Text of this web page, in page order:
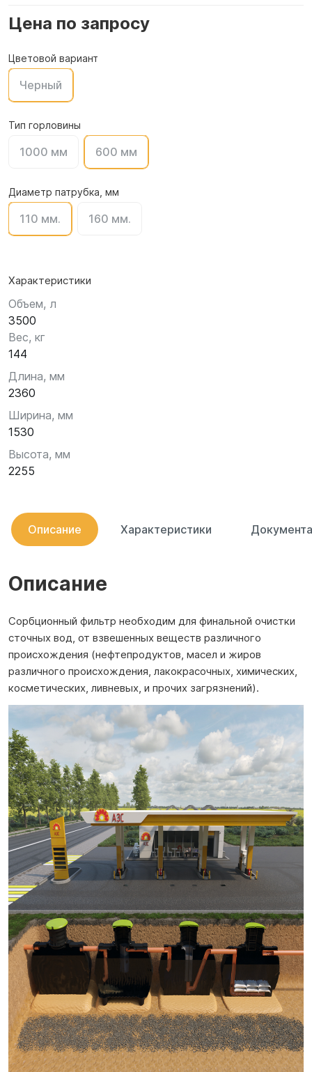
Цена по запросу
Цветовой вариант
Черный
Тип горловины
1000 мм 600 мм
Диаметр патрубка, мм
110 мм. 160 мм.
Характеристики
Объем, л
3500
Вес, кг
144
Длина, мм
2360
Ширина, мм
1530
Высота, мм
2255
Описание Характеристики
Описание
Сорбционный фильтр необходим для финальной очистки
сточных вод, от взвешенных веществ различного
происхождения (нефтепродуктов, масел и жиров
различного происхождения, лакокрасочных, химических,
косметических, ливневых, и прочих загрязнений).